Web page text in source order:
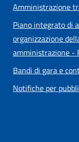
Amministrazione
Piano integrato di
organizzazione
amministrazione -
Bandi di gara e
Notifiche per